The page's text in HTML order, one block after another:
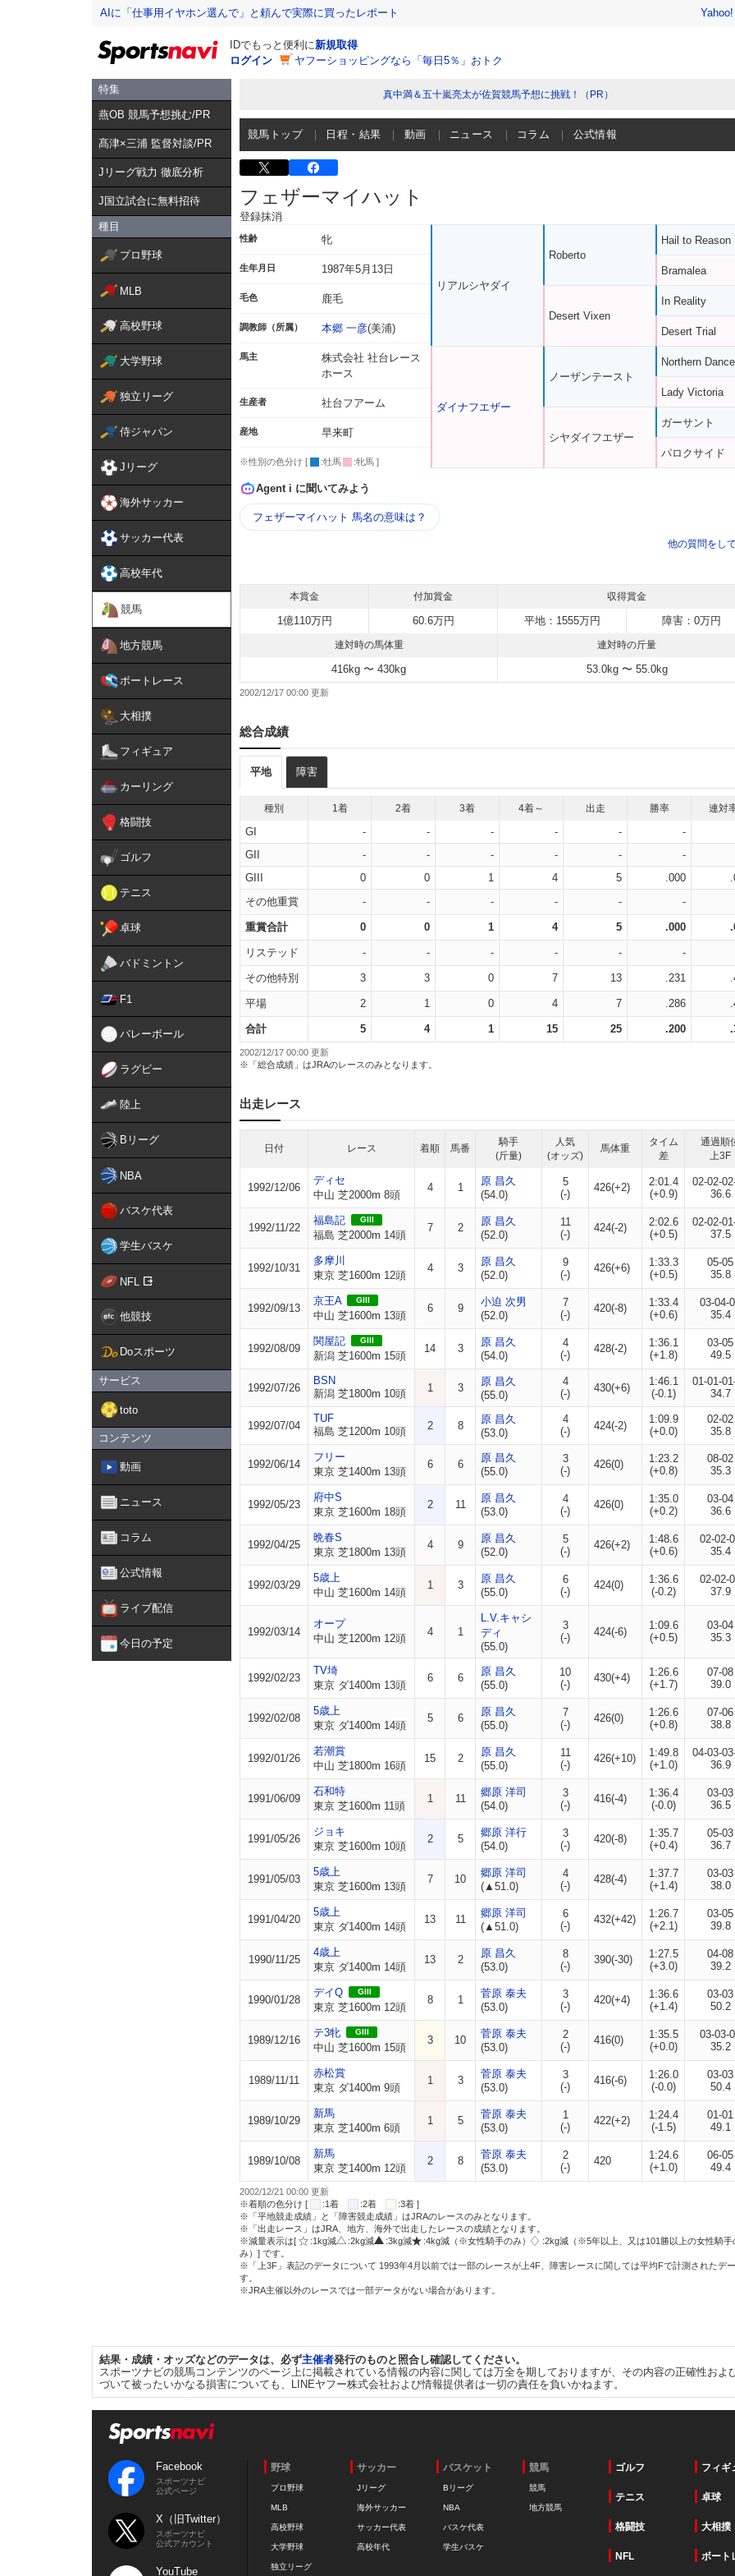
AIに「仕事用イヤホン選んで」と頼んで実際に買ったレポート
IDでもっと便利に新規取得
ログイン
ヤフーショッピングなら「毎日5％」おトク
特集
燕OB 競馬予想挑む/PR
髙津×三浦 監督対談/PR
Jリーグ戦力 徹底分析
J国立試合に無料招待
種目
プロ野球
MLB
高校野球
大学野球
独立リーグ
侍ジャパン
Jリーグ
海外サッカー
サッカー代表
高校年代
競馬
地方競馬
ボートレース
大相撲
フィギュア
カーリング
格闘技
ゴルフ
テニス
卓球
バドミントン
F1
バレーボール
ラグビー
陸上
Bリーグ
NBA
バスケ代表
学生バスケ
NFL
他競技
Doスポーツ
サービス
toto
コンテンツ
動画
ニュース
コラム
公式情報
ライブ配信
今日の予定
真中満＆五十嵐亮太が佐賀競馬予想に挑戦！（PR）
競馬トップ 日程・結果 動画 ニュース コラム 公式情報
フェザーマイハット
登録抹消
性齢 牝
生年月日 1987年5月13日
毛色 鹿毛
調教師（所属） 本郷 一彦(美浦)
馬主
株式会社 社台レース
ホース
生産者 社台フアーム
産地 早来町
※性別の色分け [ :牡馬 :牝馬 ]
リアルシヤダイ
ダイナフエザー
Roberto
Desert Vixen
ノーザンテースト
シヤダイフエザー
Hail to Reason
Bramalea
In Reality
Desert Trial
Northern
Lady Victoria
ガーサント
パロクサイド
Agent i に聞いてみよう
フェザーマイハット 馬名の意味は？
他の質問をし
本賞金 付加賞金 収得賞金
1億110万円 60.6万円 平地：1555万円 障害：0万円
連対時の馬体重 連対時の斤量
416kg 〜 430kg 53.0kg 〜 55.0kg
2002/12/17 00:00
総合成績
平地 障害
種別 1着 2着 3着 4着～ 出走 勝率 連対
GI - - - - -
-
GII
- - - - -
-
GIII
0 0 1 4 5 .000
その他重賞
- - - - - -
重賞合計 0 0 1 4 5 .000
リステッド - - - - - -
その他特別 3 3 0 7 13 .231
平場 2 1 0 4 7 .286
合計 5 4 1 15 25 .200
2002/12/17 00:00 更新
※「総合成績」はJRAのレースのみとなります。
出走レース
日付 レース 着順 馬番
騎手
(斤量)
人気
(オッズ)
馬体重
タイム
差
通過順
上3F
1992/12/06
ディセ
中山 芝2000m 8頭
4 1
原 昌久
(54.0)
5
(-)
426(+2)
2:01.4
(+0.9)
02-02-
36.6
1992/11/22
福島記 GIII
福島 芝2000m 14頭
7 2
原 昌久
(52.0)
11
(-)
424(-2)
2:02.6
(+0.5)
02-02-
37.5
1992/10/31
多摩川
東京 芝1600m 12頭
4 3
原 昌久
(52.0)
9
(-)
426(+6)
1:33.3
(+0.5)
05-05
35.8
1992/09/13
京王A GIII
中山 芝1600m 13頭
6 9
小迫 次男
(52.0)
7
(-)
420(-8)
1:33.4
(+0.6)
03-04-
35.4
1992/08/09
関屋記 GIII
新潟 芝1600m 15頭
14 3
原 昌久
(54.0)
4
(-)
428(-2)
1:36.1
(+1.8)
03-05
49.5
1992/07/26
BSN
新潟 芝1800m 10頭
1 3
原 昌久
(55.0)
4
(-)
430(+6)
1:46.1
(-0.1)
01-01-
34.7
1992/07/04
TUF
福島 芝1200m 10頭
2 8
原 昌久
(53.0)
4
(-)
424(-2)
1:09.9
(+0.0)
02-02
35.8
1992/06/14
フリー
東京 芝1400m 13頭
6 6
原 昌久
(55.0)
3
(-)
426(0)
1:23.2
(+0.8)
08-02
35.3
1992/05/23
府中S
東京 芝1600m 18頭
2 11
原 昌久
(53.0)
4
(-)
426(0)
1:35.0
(+0.2)
03-04
36.6
1992/04/25
晩春S
東京 芝1800m 13頭
4 9
原 昌久
(52.0)
5
(-)
426(+2)
1:48.6
(+0.6)
02-02-
35.4
1992/03/29
5歳上
中山 芝1600m 14頭
1 3
原 昌久
(55.0)
6
(-)
424(0)
1:36.6
(-0.2)
02-02-
37.9
1992/03/14
オープ
中山 芝1200m 12頭
4 1
L.V.キャシ
ディ
(55.0)
3
(-)
424(-6)
1:09.6
(+0.5)
03-04
35.3
1992/02/23
TV埼
東京 ダ1400m 13頭
6 6
原 昌久
(55.0)
10
(-)
430(+4)
1:26.6
(+1.7)
07-08
39.0
1992/02/08
5歳上
東京 ダ1400m 14頭
5 6
原 昌久
(55.0)
7
(-)
426(0)
1:26.6
(+0.8)
07-06
38.8
1992/01/26
若潮賞
中山 芝1800m 16頭
15 2
原 昌久
(55.0)
11
(-)
426(+10)
1:49.8
(+1.0)
04-03-
36.9
1991/06/09
石和特
東京 芝1600m 11頭
1 11
郷原 洋司
(54.0)
3
(-)
416(-4)
1:36.4
(-0.0)
03-03
36.5
1991/05/26
ジョキ
東京 芝1600m 10頭
2 5
郷原 洋行
(54.0)
3
(-)
420(-8)
1:35.7
(+0.4)
05-03
36.7
1991/05/03
5歳上
東京 芝1600m 13頭
7 10
郷原 洋司
(▲51.0)
4
(-)
428(-4)
1:37.7
(+1.4)
03-03
38.0
1991/04/20
5歳上
東京 ダ1400m 14頭
13 11
郷原 洋司
(▲51.0)
6
(-)
432(+42)
1:26.7
(+2.1)
03-05
39.8
1990/11/25
4歳上
東京 ダ1400m 14頭
13 2
原 昌久
(53.0)
8
(-)
390(-30)
1:27.5
(+3.0)
04-08
39.2
1990/01/28
デイQ GIII
東京 芝1600m 12頭
8 1
菅原 泰夫
(53.0)
3
(-)
420(+4)
1:36.6
(+1.4)
03-03
50.2
1989/12/16
テ3牝 GIII
中山 芝1600m 15頭
3 10
菅原 泰夫
(53.0)
2
(-)
416(0)
1:35.5
(+0.0)
03-03-
35.2
1989/11/11
赤松賞
東京 ダ1400m 9頭
1 3
菅原 泰夫
(53.0)
3
(-)
416(-6)
1:26.0
(-0.0)
03-03
50.4
1989/10/29
新馬
東京 芝1400m 6頭
1 5
菅原 泰夫
(53.0)
1
(-)
422(+2)
1:24.4
(-1.5)
01-01
49.1
1989/10/08
新馬
東京 芝1400m 12頭
2 8
菅原 泰夫
(53.0)
2
(-)
420
1:24.6
(+1.0)
06-05
49.4
2002/12/21 00:00 更新
※着順の色分け [
:1着 :2着
:3着 ]
※「平地競走成績」と「障害競走成績」はJRAのレースのみとなります。
※「出走レース」はJRA、地方、海外で出走したレースの成績となります。
※減量表示は[
:1kg減 :2kg減 :3kg減 :4kg減（※女性騎手のみ）
:2kg減（※5年以上、又は101勝以上の女性騎手
み）] です。
※「上3F」表記のデータについて 1993年4月以前では一部のレースが上4F、障害レースに関しては平均Fで計測されたデ
す。
※JRA主催以外のレースでは一部データがない場合があります。
結果・成績・オッズなどのデータは、必ず主催者発行のものと照合し確認してください。
スポーツナビの競馬コンテンツのページ上に掲載されている情報の内容に関しては万全を期しておりますが、その内容の正確性お
づいて被ったいかなる損害についても、LINEヤフー株式会社および情報提供者は一切の責任を負いかねます。
Facebook
スポーツナビ
公式ページ
X（旧Twitter）
スポーツナビ
公式アカウント
YouTube
野球
プロ野球
MLB
高校野球
大学野球
独立リーグ
サッカー
Jリーグ
海外サッカー
サッカー代表
高校年代
バスケット
Bリーグ
NBA
バスケ代表
学生バスケ
競馬
競馬
地方競馬
ゴルフ フィギ
テニス 卓球
格闘技 大相撲
NFL ボート